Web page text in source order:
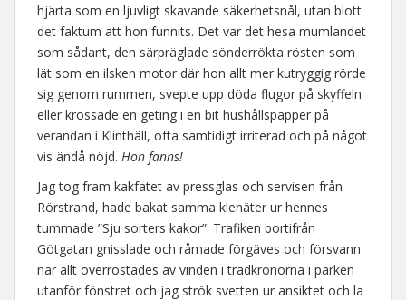
hjärta som en ljuvligt skavande säkerhetsnål, utan blott
det faktum att hon funnits. Det var det hesa mumlandet
som sådant, den särpräglade sönderrökta rösten som
lät som en ilsken motor där hon allt mer kutryggig rörde
sig genom rummen, svepte upp döda flugor på skyffeln
eller krossade en geting i en bit hushållspapper på
verandan i Klinthäll, ofta samtidigt irriterad och på något
vis ändå nöjd. Hon fanns!
Jag tog fram kakfatet av pressglas och servisen från
Rörstrand, hade bakat samma klenäter ur hennes
tummade ”Sju sorters kakor”: Trafiken bortifrån
Götgatan gnisslade och råmade förgäves och försvann
när allt överröstades av vinden i trädkronorna i parken
utanför fönstret och jag strök svetten ur ansiktet och la